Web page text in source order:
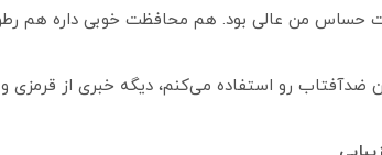
حساس من عالی بود. هم محافظت خوبی داره هم
ضدآفتاب رو استفاده می‌کنم، دیگه خبری از